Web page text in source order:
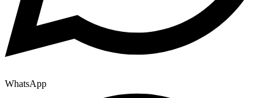
WhatsApp